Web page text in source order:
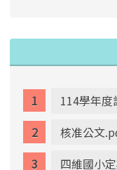
114學年
核准公文
四維國小